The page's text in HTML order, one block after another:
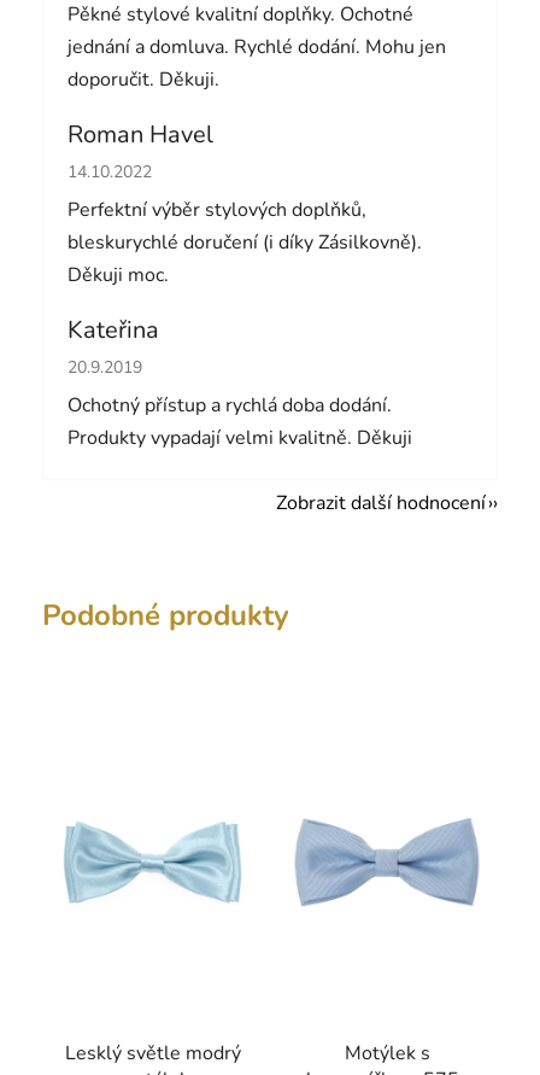
Pěkné stylové kvalitní doplňky. Ochotné
jednání a domluva. Rychlé dodání. Mohu jen
doporučit. Děkuji.
Roman Havel
Hodnocení obchodu je 5 z 5 hvězdiček.
14.10.2022
Perfektní výběr stylových doplňků,
bleskurychlé doručení (i díky Zásilkovně).
Děkuji moc.
Kateřina
Hodnocení obchodu je 5 z 5 hvězdiček.
20.9.2019
Ochotný přístup a rychlá doba dodání.
Produkty vypadají velmi kvalitně. Děkuji
Zobrazit další hodnocení
Podobné produkty
Lesklý světle modrý
Motýlek s